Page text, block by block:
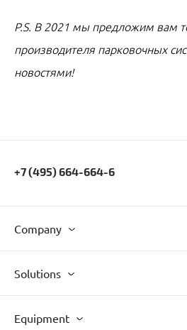
P.S. В 2021 мы предложим вам
производителя парковочных
новостями!
+7 (495) 664-664-6
Company
Solutions
Equipment